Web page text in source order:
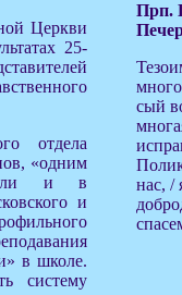
Церкви
25-
отдела
«одним
и в
и
в школе.
систему
Прп.
сый
нас, /